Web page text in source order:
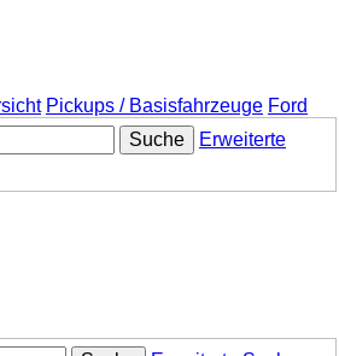
Pickups / Basisfahrzeuge Ford
Suche
Erweiterte